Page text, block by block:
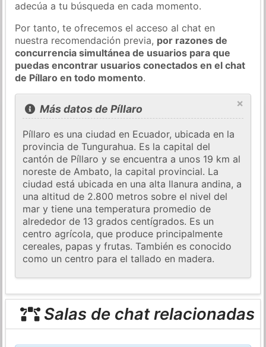
adecúa a tu búsqueda en cada momento.
Por tanto, te ofrecemos el acceso al chat en
nuestra recomendación previa, por razones de
concurrencia simultánea de usuarios para que
puedas encontrar usuarios conectados en el chat
de Píllaro en todo momento.
×
Más datos de Píllaro
Píllaro es una ciudad en Ecuador, ubicada en la
provincia de Tungurahua. Es la capital del
cantón de Píllaro y se encuentra a unos 19 km al
noreste de Ambato, la capital provincial. La
ciudad está ubicada en una alta llanura andina, a
una altitud de 2.800 metros sobre el nivel del
mar y tiene una temperatura promedio de
alrededor de 13 grados centígrados. Es un
centro agrícola, que produce principalmente
cereales, papas y frutas. También es conocido
como un centro para el tallado en madera.
Salas de chat relacionadas